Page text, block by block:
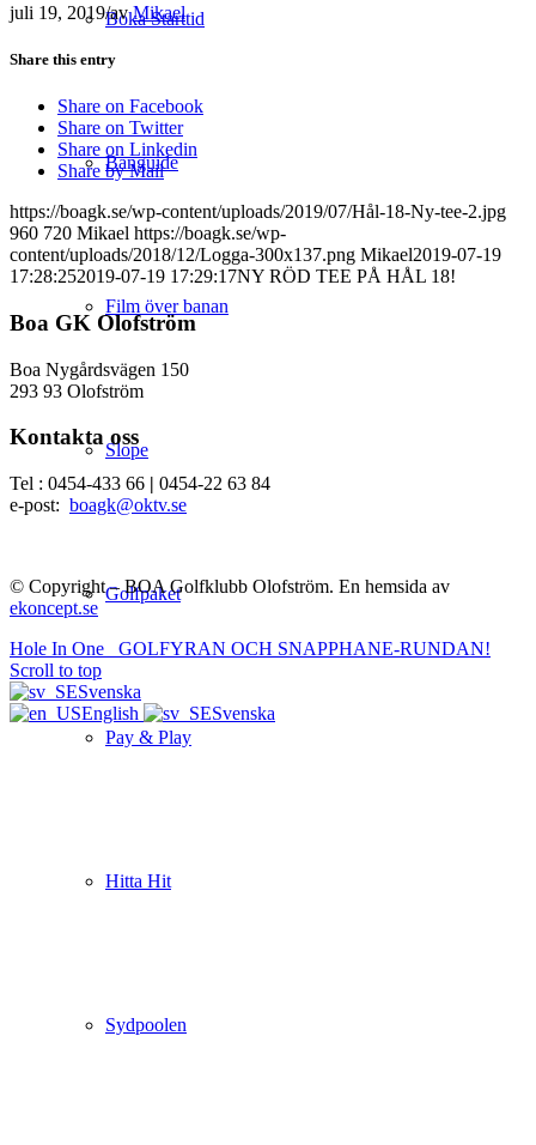
Boka Starttid
Banguide
Film över banan
Slope
Golfpaket
Pay & Play
Hitta Hit
Sydpoolen
juli 19, 2019/avMikael
Share this entry
Share on Facebook
Share on Twitter
Share on Linkedin
Share by Mail
https://boagk.se/wp-content/uploads/2019/07/Hål-18-Ny-tee-2.jpg
960 720 Mikael https://boagk.se/wp-
content/uploads/2018/12/Logga-300x137.png Mikael2019-07-19
17:28:252019-07-19 17:29:17NY RÖD TEE PÅ HÅL 18!
Boa GK Olofström
Boa Nygårdsvägen 150
293 93 Olofström
Kontakta oss
Tel : 0454-433 66 | 0454-22 63 84
e-post: boagk@oktv.se
© Copyright – BOA Golfklubb Olofström. En hemsida av
ekoncept.se
Hole In One
GOLFYRAN OCH SNAPPHANE-RUNDAN!
Scroll to top
Svenska
English
Svenska